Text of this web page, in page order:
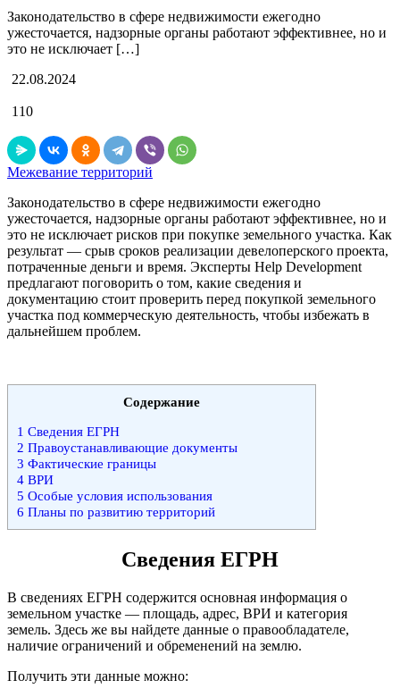
Законодательство в сфере недвижимости ежегодно
ужесточается, надзорные органы работают эффективнее, но и
это не исключает […]
22.08.2024
110
Межевание территорий
Законодательство в сфере недвижимости ежегодно
ужесточается, надзорные органы работают эффективнее, но и
это не исключает рисков при покупке земельного участка. Как
результат — срыв сроков реализации девелоперского проекта,
потраченные деньги и время. Эксперты Help Development
предлагают поговорить о том, какие сведения и
документацию стоит проверить перед покупкой земельного
участка под коммерческую деятельность, чтобы избежать в
дальнейшем проблем.
Содержание
1 Сведения ЕГРН
2 Правоустанавливающие документы
3 Фактические границы
4 ВРИ
5 Особые условия использования
6 Планы по развитию территорий
Сведения ЕГРН
В сведениях ЕГРН содержится основная информация о
земельном участке — площадь, адрес, ВРИ и категория
земель. Здесь же вы найдете данные о правообладателе,
наличие ограничений и обременений на землю.
Получить эти данные можно: